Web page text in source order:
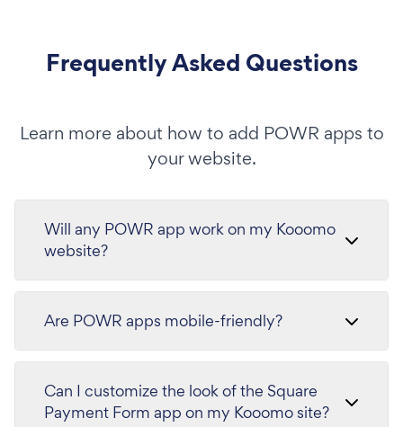
Frequently Asked Questions
Learn more about how to add POWR apps to
your website.
Will any POWR app work on my Kooomo
website?
Are POWR apps mobile-friendly?
Can I customize the look of the Square
Payment Form app on my Kooomo site?